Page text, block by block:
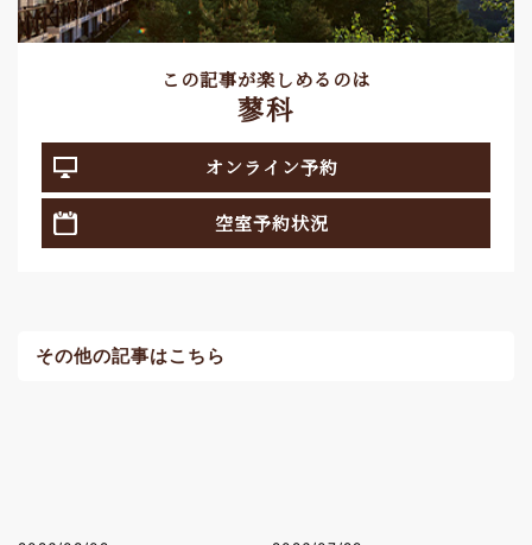
この記事が楽しめるのは
蓼科
オンライン予約
空室予約状況
その他の記事はこちら